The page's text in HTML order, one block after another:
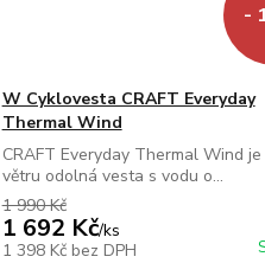
-
W Cyklovesta CRAFT Everyday
Thermal Wind
CRAFT Everyday Thermal Wind
větru odolná vesta s vodu o...
1 990 Kč
1 692 Kč/ks
1 398 Kč bez DPH